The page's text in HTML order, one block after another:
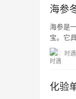
海参
海参是
宝。它
时遇
化验